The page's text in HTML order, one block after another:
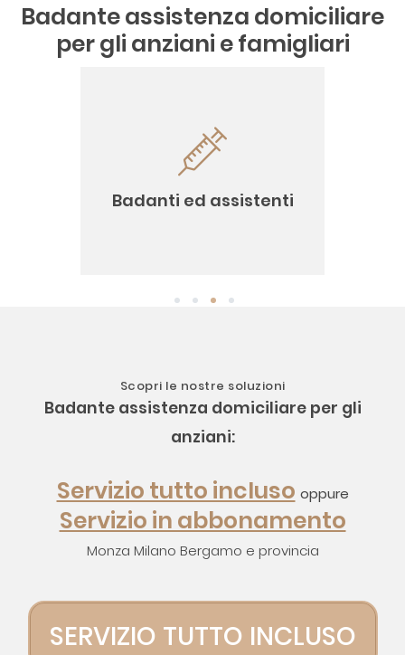
Badante assistenza domiciliare
per gli anziani e famigliari
Badanti ed assistenti
Assistenti professionali
1 2 3 4
Scopri le nostre soluzioni
Badante assistenza domiciliare per gli
anziani:
Servizio tutto incluso oppure
Servizio in abbonamento
Monza Milano Bergamo e provincia
SERVIZIO TUTTO INCLUSO